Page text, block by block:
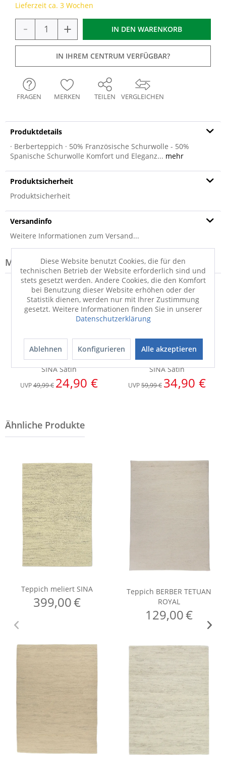
Lieferzeit ca. 3 Wochen
- + IN DEN WARENKORB
IN IHREM CENTRUM VERFÜGBAR?
VERGLEICHEN
FRAGEN MERKEN TEILEN
Produktdetails
· Berberteppich · 50% Französische Schurwolle - 50%
Spanische Schurwolle Komfort und Eleganz... mehr
Produktsicherheit
Produktsicherheit
Versandinfo
Weitere Informationen zum Versand...
Modell-Familie: SINA
Bettwäsche
SINA Satin
UVP49,99 € 24,90 €
Bettwäsche
SINA Satin
UVP59,99 € 34,90 €
Diese Website benutzt Cookies, die für den
technischen Betrieb der Website erforderlich sind und
stets gesetzt werden. Andere Cookies, die den Komfort
bei Benutzung dieser Website erhöhen oder der
Statistik dienen, werden nur mit Ihrer Zustimmung
gesetzt. Weitere Informationen finden Sie in unserer
Datenschutzerklärung
Ablehnen Konfigurieren Alle akzeptieren